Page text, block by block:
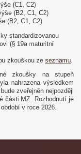
(C1, C2)
(B2, C1, C2)
(B2, C1, C2)
standardizovanou
(§ 19a maturitní
zkouškou ze seznamu
zkoušky na stupeň
nahrazena výsledkem
zveřejněn nejpozději
části MZ. Rozhodnutí je
v roce 2026.